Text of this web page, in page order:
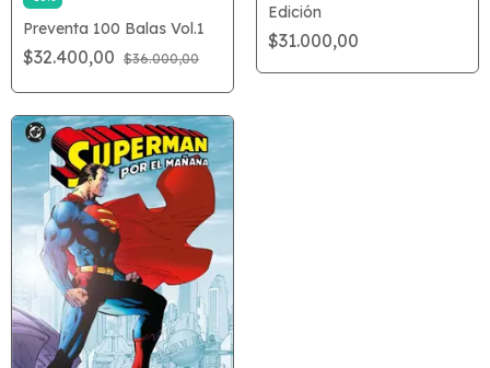
Preventa 100 Balas Vol.1
$32.400,00 $36.000,00
Edición
$31.000,00